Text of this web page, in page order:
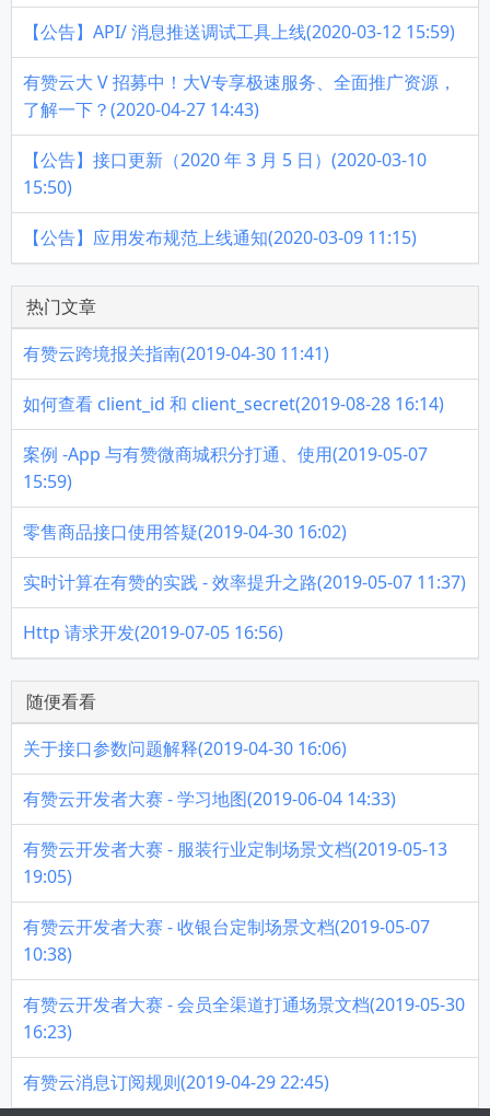
【公告】API/ 消息推送调试工具上线(2020-03-12 15:59)
有赞云大 V 招募中！大V专享极速服务、全面推广资源，
了解一下？(2020-04-27 14:43)
【公告】接口更新（2020 年 3 月 5 日）(2020-03-10
15:50)
【公告】应用发布规范上线通知(2020-03-09 11:15)
热门文章
有赞云跨境报关指南(2019-04-30 11:41)
如何查看 client_id 和 client_secret(2019-08-28 16:14)
案例 -App 与有赞微商城积分打通、使用(2019-05-07
15:59)
零售商品接口使用答疑(2019-04-30 16:02)
实时计算在有赞的实践 - 效率提升之路(2019-05-07 11:37)
Http 请求开发(2019-07-05 16:56)
随便看看
关于接口参数问题解释(2019-04-30 16:06)
有赞云开发者大赛 - 学习地图(2019-06-04 14:33)
有赞云开发者大赛 - 服装行业定制场景文档(2019-05-13
19:05)
有赞云开发者大赛 - 收银台定制场景文档(2019-05-07
10:38)
有赞云开发者大赛 - 会员全渠道打通场景文档(2019-05-30
16:23)
有赞云消息订阅规则(2019-04-29 22:45)